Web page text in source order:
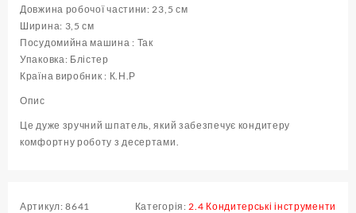
Довжина робочої частини: 23,5 см
Ширина: 3,5 см
Посудомийна машина : Так
Упаковка: Блістер
Країна виробник : К.Н.Р
Опис
Це дуже зручний шпатель, який забезпечує кондитеру
комфортну роботу з десертами.
Артикул:8641 Категорія: 2.4 Кондитерські інструменти